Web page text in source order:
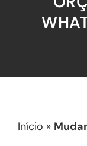
Início »